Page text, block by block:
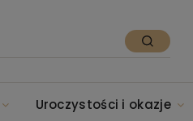
Uroczystości i okazje